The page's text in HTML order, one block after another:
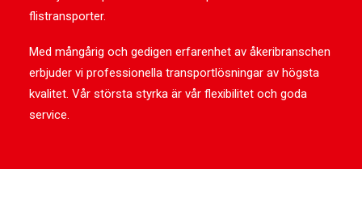
flistransporter.
Med mångårig och gedigen erfarenhet av åkeribranschen
erbjuder vi professionella transportlösningar av högsta
kvalitet. Vår största styrka är vår flexibilitet och goda
service.